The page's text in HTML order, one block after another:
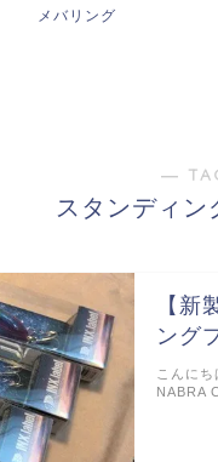
―
スタンディン
【
ング
こんに
NABRA